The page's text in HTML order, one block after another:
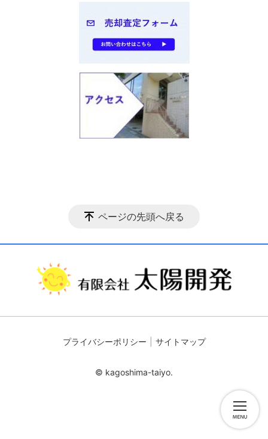
ページの先頭へ戻る
プライバシーポリシー サイトマップ
© kagoshima-taiyo.